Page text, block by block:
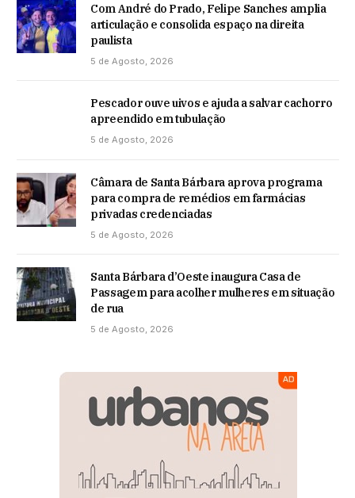
Com André do Prado, Felipe Sanches amplia
articulação e consolida espaço na direita
paulista
5 de Agosto, 2026
Pescador ouve uivos e ajuda a salvar cachorro
apreendido em tubulação
5 de Agosto, 2026
Câmara de Santa Bárbara aprova programa
para compra de remédios em farmácias
privadas credenciadas
5 de Agosto, 2026
Santa Bárbara d’Oeste inaugura Casa de
Passagem para acolher mulheres em situação
de rua
5 de Agosto, 2026